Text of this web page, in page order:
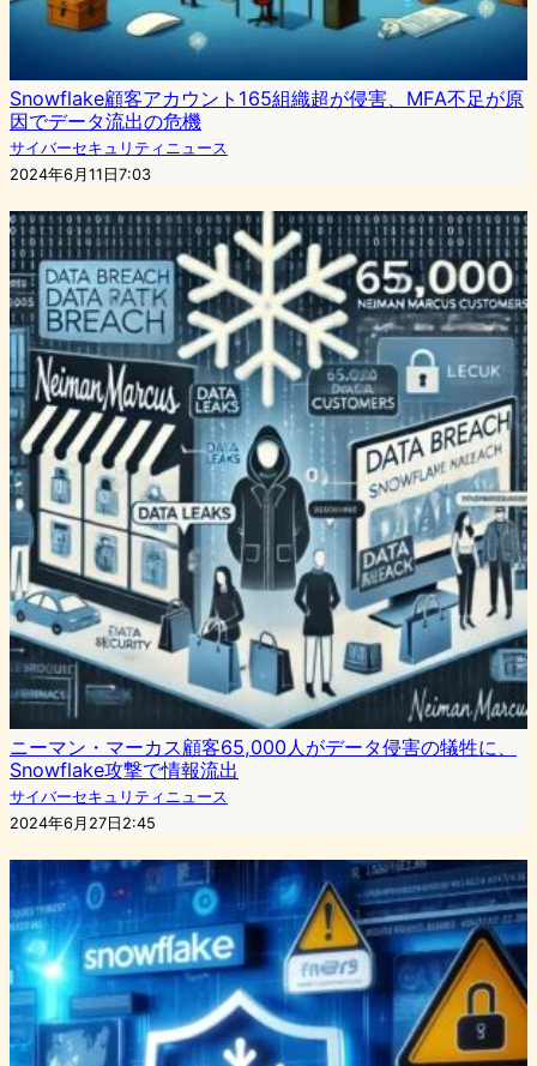
Snowflake顧客アカウント165組織超が侵害、MFA不足が原
因でデータ流出の危機
サイバーセキュリティニュース
2024年6月11日7:03
ニーマン・マーカス顧客65,000人がデータ侵害の犠牲に、
Snowflake攻撃で情報流出
サイバーセキュリティニュース
2024年6月27日2:45